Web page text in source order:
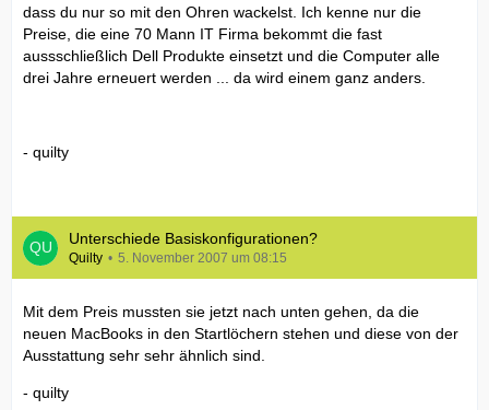
dass du nur so mit den Ohren wackelst. Ich kenne nur die
Preise, die eine 70 Mann IT Firma bekommt die fast
aussschließlich Dell Produkte einsetzt und die Computer alle
drei Jahre erneuert werden ... da wird einem ganz anders.
- quilty
Unterschiede Basiskonfigurationen?
Quilty 5. November 2007 um 08:15
Mit dem Preis mussten sie jetzt nach unten gehen, da die
neuen MacBooks in den Startlöchern stehen und diese von der
Ausstattung sehr sehr ähnlich sind.
- quilty